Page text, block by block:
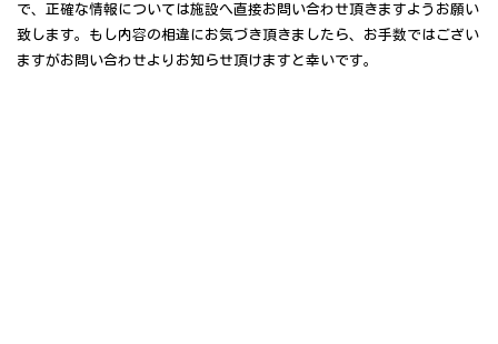
で、正確な情報については施設へ直接お問い合わせ頂きますようお願い
致します。もし内容の相違にお気づき頂きましたら、お手数ではござい
ますがお問い合わせよりお知らせ頂けますと幸いです。